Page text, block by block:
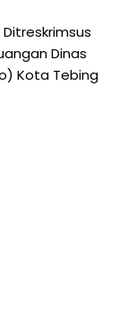
Dinas
Kota Tebing